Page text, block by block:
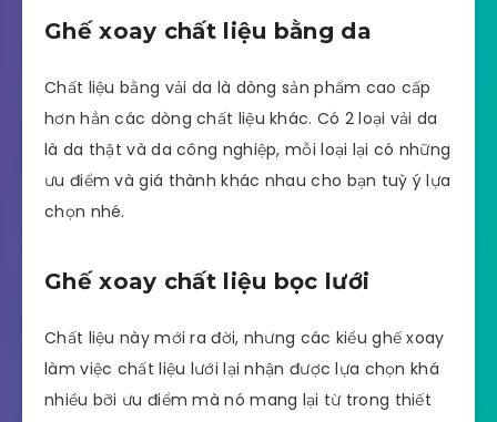
Ghế xoay chất liệu bằng da
Chất liệu bằng vải da là dòng sản phẩm cao cấp
hơn hẳn các dòng chất liệu khác. Có 2 loại vải da
là da thật và da công nghiệp, mỗi loại lại có những
ưu điểm và giá thành khác nhau cho bạn tuỳ ý lựa
chọn nhé.
Ghế xoay chất liệu bọc lưới
Chất liệu này mới ra đời, nhưng các kiểu ghế xoay
làm việc chất liệu lưới lại nhận được lựa chọn khá
nhiều bỡi ưu điểm mà nó mang lại từ trong thiết